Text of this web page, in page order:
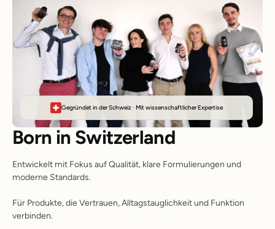
Born in Switzerland
Entwickelt mit Fokus auf Qualität, klare Formulierungen und
moderne Standards.
Für Produkte, die Vertrauen, Alltagstauglichkeit und Funktion
verbinden.
Gegründet in der Schweiz · Mit wissenschaftlicher Expertise